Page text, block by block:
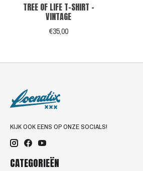
TREE OF LIFE T-SHIRT -
VINTAGE
€35,00
KIJK OOK EENS OP ONZE SOCIALS!
CATEGORIEËN